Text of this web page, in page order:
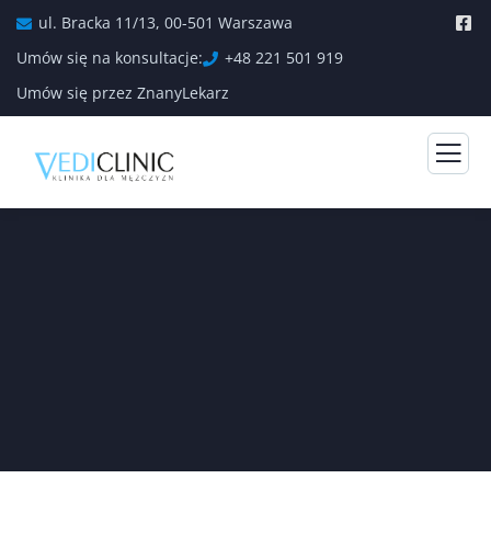
ul. Bracka 11/13, 00-501 Warszawa
Umów się na konsultacje:
+48 221 501 919
Umów się przez ZnanyLekarz